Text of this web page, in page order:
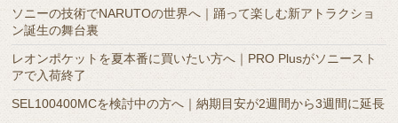
ソニーの技術でNARUTOの世界へ｜踊って楽しむ新アトラクショ
ン誕生の舞台裏
レオンポケットを夏本番に買いたい方へ｜PRO Plusがソニースト
アで入荷終了
SEL100400MCを検討中の方へ｜納期目安が2週間から3週間に延長